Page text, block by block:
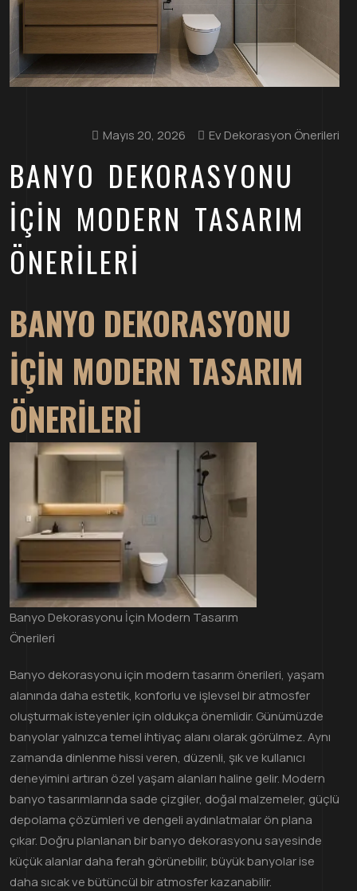
Mayıs 20, 2026 Ev Dekorasyon Önerileri
BANYO DEKORASYONU
İÇIN MODERN TASARIM
ÖNERILERI
BANYO DEKORASYONU
İÇIN MODERN TASARIM
ÖNERILERI
Banyo Dekorasyonu İçin Modern Tasarım
Önerileri
Banyo dekorasyonu için modern tasarım önerileri, yaşam
alanında daha estetik, konforlu ve işlevsel bir atmosfer
oluşturmak isteyenler için oldukça önemlidir. Günümüzde
banyolar yalnızca temel ihtiyaç alanı olarak görülmez. Aynı
zamanda dinlenme hissi veren, düzenli, şık ve kullanıcı
deneyimini artıran özel yaşam alanları haline gelir. Modern
banyo tasarımlarında sade çizgiler, doğal malzemeler, güçlü
depolama çözümleri ve dengeli aydınlatmalar ön plana
çıkar. Doğru planlanan bir banyo dekorasyonu sayesinde
küçük alanlar daha ferah görünebilir, büyük banyolar ise
daha sıcak ve bütüncül bir atmosfer kazanabilir.